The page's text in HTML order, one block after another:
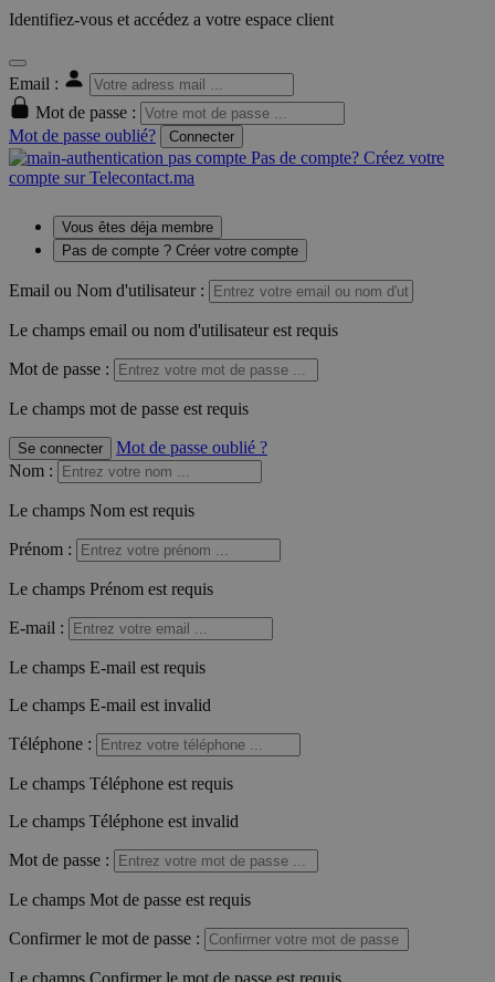
Identifiez-vous et accédez a votre espace client
Email :
Mot de passe :
Mot de passe oublié?
Connecter
Pas de compte? Créez votre
compte sur Telecontact.ma
Vous êtes déja membre
Pas de compte ? Créer votre compte
Email ou Nom d'utilisateur :
Le champs email ou nom d'utilisateur est requis
Mot de passe :
Le champs mot de passe est requis
Se connecter
Mot de passe oublié ?
Nom :
Le champs Nom est requis
Prénom :
Le champs Prénom est requis
E-mail :
Le champs E-mail est requis
Le champs E-mail est invalid
Téléphone :
Le champs Téléphone est requis
Le champs Téléphone est invalid
Mot de passe :
Le champs Mot de passe est requis
Confirmer le mot de passe :